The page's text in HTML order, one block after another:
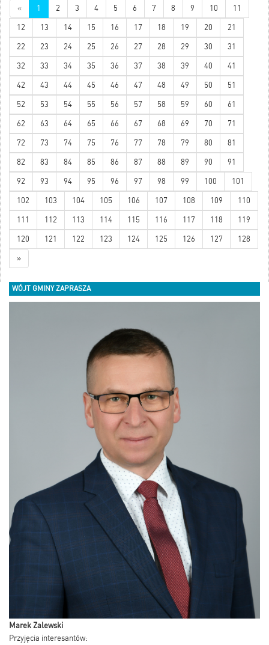
« 1 2 3 4 5 6 7 8 9 10 11
12 13 14 15 16 17 18 19 20 21
22 23 24 25 26 27 28 29 30 31
32 33 34 35 36 37 38 39 40 41
42 43 44 45 46 47 48 49 50 51
52 53 54 55 56 57 58 59 60 61
62 63 64 65 66 67 68 69 70 71
72 73 74 75 76 77 78 79 80 81
82 83 84 85 86 87 88 89 90 91
92 93 94 95 96 97 98 99 100 101
102 103 104 105 106 107 108 109 110
111 112 113 114 115 116 117 118 119
120 121 122 123 124 125 126 127 128
»
WÓJT GMINY ZAPRASZA
Marek Zalewski
Przyjęcia interesantów: